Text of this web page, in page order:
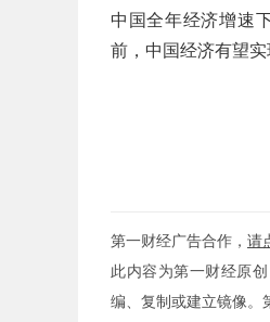
中国全年经济增速
前，中国经济有望
第一财经广告合作， 请
此内容为第一财经原
编、复制或建立镜像。